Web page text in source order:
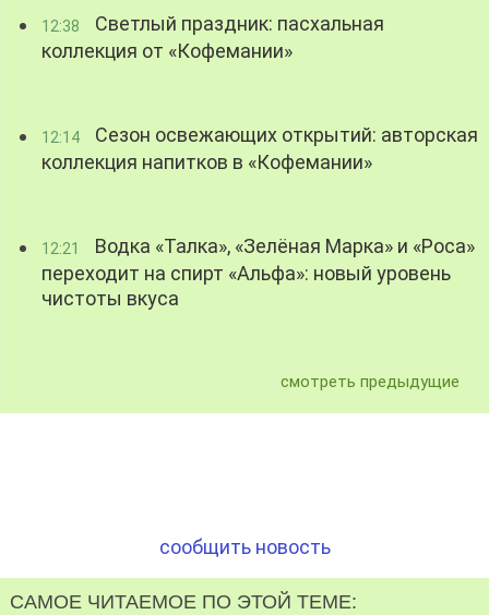
12:38
Светлый праздник: пасхальная
коллекция от «Кофемании»
12:14
Сезон освежающих открытий: авторская
коллекция напитков в «Кофемании»
12:21
Водка «Талка», «Зелёная Марка» и «Роса»
переходит на спирт «Альфа»: новый уровень
чистоты вкуса
смотреть предыдущие
сообщить новость
САМОЕ ЧИТАЕМОЕ ПО ЭТОЙ ТЕМЕ: